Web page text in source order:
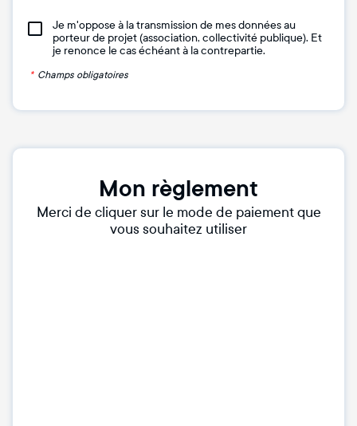
Je m'oppose à la transmission de mes données au
porteur de projet (association, collectivité publique). Et
je renonce le cas échéant à la contrepartie.
* Champs obligatoires
Mon règlement
Merci de cliquer sur le mode de paiement que
vous souhaitez utiliser